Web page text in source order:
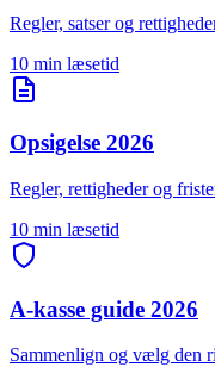
Regler, satser og
10 min læsetid
Opsigelse 2026
Regler, rettigheder og
10 min læsetid
A-kasse guide 2026
Sammenlign og vælg den